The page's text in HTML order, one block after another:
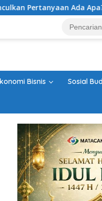
Apa? SK Sudah
Bisnis Sosial